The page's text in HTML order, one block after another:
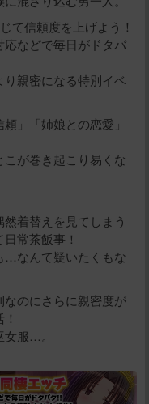
て信頼度を上げよう！
などで毎日がドタバ
親密になる特別イベ
」「姉娘との恋愛」
が巻き起こり易くな
着替えを見てしまう
常茶飯事！
…なんて疑いたくもな
のにさらに親密度が
服…。